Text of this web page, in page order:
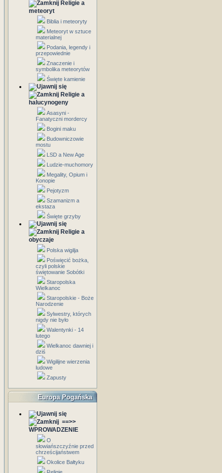
Religie a
meteoryt
Biblia i meteoryty
Meteoryt w sztuce
materialnej
Podania, legendy i
przepowiednie
Znaczenie i
symbolika meteorytów
Święte kamienie
Religie a
halucynogeny
Asasyni -
Fanatyczni mordercy
Bogini maku
Budowniczowie
mostu
LSD a New Age
Ludzie-muchomory
Megality, Opium i
Konopie
Pejotyzm
Szamanizm a
ekstaza
Święte grzyby
Religie a
obyczaje
Polska wigilja
Poświęcić bożka,
czyli polskie
świętowanie Sobótki
Staropolska
Wielkanoc
Staropolskie - Boże
Narodzenie
Sylwestry, których
nigdy nie było
Walentynki - 14
lutego
Wielkanoc dawniej i
dziś
Wigilijne wierzenia
ludowe
Zapusty
Europa Pogańska
==>>
WPROWADZENIE
O
słowiańszczyźnie przed
chrześcijaństwem
Okolice Bałtyku